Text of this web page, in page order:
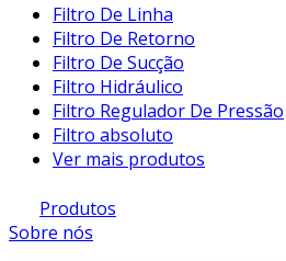
Filtro De Linha
Filtro De Retorno
Filtro De Sucção
Filtro Hidráulico
Filtro Regulador De Pressão
Filtro absoluto
Ver mais produtos
Produtos
Sobre nós